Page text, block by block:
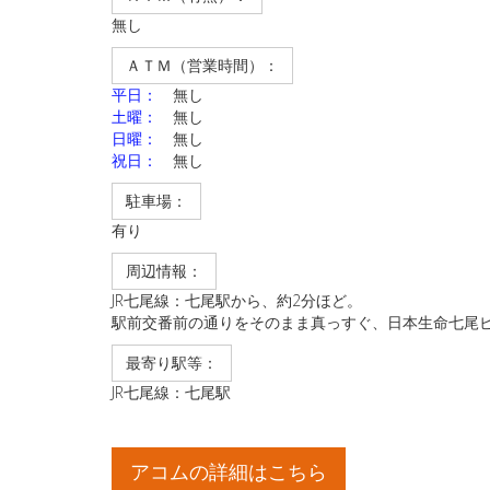
無し
ＡＴＭ（営業時間）：
平日：
無し
土曜：
無し
日曜：
無し
祝日：
無し
駐車場：
有り
周辺情報：
JR七尾線：七尾駅から、約2分ほど。
駅前交番前の通りをそのまま真っすぐ、日本生命七尾
最寄り駅等：
JR七尾線：七尾駅
アコムの詳細はこちら